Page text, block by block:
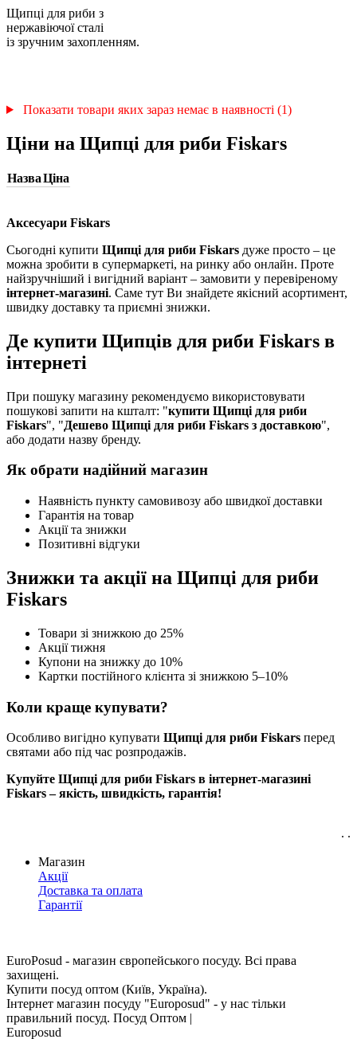
Щипці для риби з
нержавіючої сталі
із зручним захопленням.
Показати товари яких зараз немає в наявності (1)
Ціни на Щипці для риби Fiskars
НазваЦіна
Аксесуари Fiskars
Сьогодні купити Щипці для риби Fiskars дуже просто – це
можна зробити в супермаркеті, на ринку або онлайн. Проте
найзручніший і вигідний варіант – замовити у перевіреному
інтернет-магазині. Саме тут Ви знайдете якісний асортимент,
швидку доставку та приємні знижки.
Де купити Щипців для риби Fiskars в
інтернеті
При пошуку магазину рекомендуємо використовувати
пошукові запити на кшталт: "купити Щипці для риби
Fiskars", "Дешево Щипці для риби Fiskars з доставкою",
або додати назву бренду.
Як обрати надійний магазин
Наявність пункту самовивозу або швидкої доставки
Гарантія на товар
Акції та знижки
Позитивні відгуки
Знижки та акції на Щипці для риби
Fiskars
Товари зі знижкою до 25%
Акції тижня
Купони на знижку до 10%
Картки постійного клієнта зі знижкою 5–10%
Коли краще купувати?
Особливо вигідно купувати Щипці для риби Fiskars перед
святами або під час розпродажів.
Купуйте Щипці для риби Fiskars в інтернет-магазині
Fiskars – якість, швидкість, гарантія!
. .
Магазин
Акції
Доставка та оплата
Гарантії
EuroPosud - магазин європейського посуду. Всі права
захищені.
Купити посуд оптом (Київ, Україна).
Інтернет магазин посуду "Europosud" - у нас тільки
правильний посуд. Посуд Оптом |
Europosud